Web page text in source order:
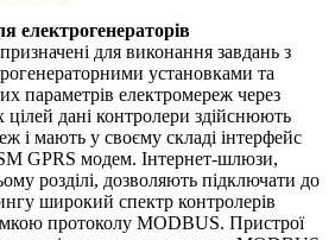
електрогенераторів
для виконання завдань з
установками та
параметрів електромереж через
цілей дані контролери здійснюють
і мають у своєму складі інтерфейс
GPRS модем. Інтернет-шлюзи,
розділі, дозволяють підключати до
широкий спектр контролерів
протоколу MODBUS. Пристрої